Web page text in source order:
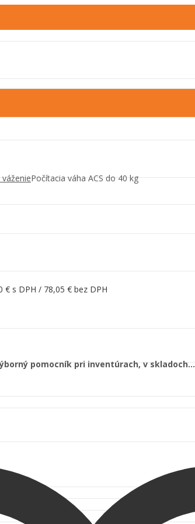
Počítacia váha ACS do 40 kg
€ s DPH / 78,05 € bez DPH
pomocník pri inventúrach, v skladoch…